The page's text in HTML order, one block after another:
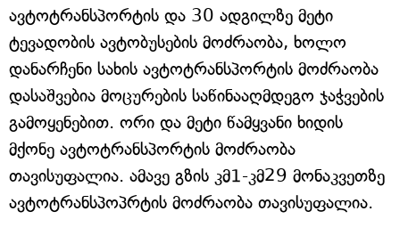
ავტოტრანსპორტის და 30 ადგილზე მეტი
ტევადობის ავტობუსების მოძრაობა, ხოლო
დანარჩენი სახის ავტოტრანსპორტის მოძრაობა
დასაშვებია მოცურების საწინააღმდეგო ჯაჭვების
გამოყენებით. ორი და მეტი წამყვანი ხიდის
მქონე ავტოტრანსპორტის მოძრაობა
თავისუფალია. ამავე გზის კმ1-კმ29 მონაკვეთზე
ავტოტრანსპოპრტის მოძრაობა თავისუფალია.